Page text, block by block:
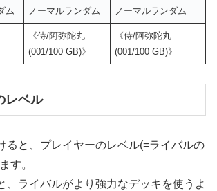
ム ノーマルランダム ノーマルランダム
《侍/阿弥陀丸
(001/100 GB)》
《侍/阿弥陀丸
(001/100 GB)》
レベル
ると、プレイヤーのレベル(=ライバルの
す。
、ライバルがより強力なデッキを使うよ